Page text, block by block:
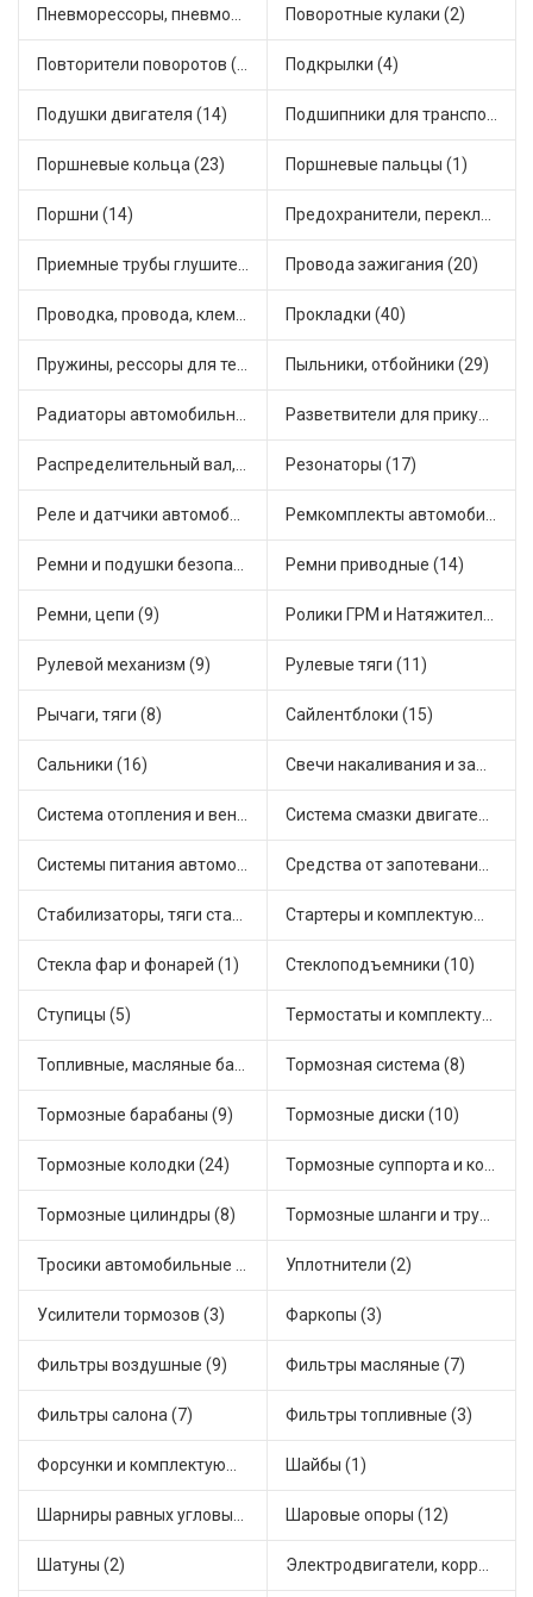
Пневморессоры, пневмоподушки (1) Поворотные кулаки (2)
Повторители поворотов (3) Подкрылки (4)
Подушки двигателя (14) Подшипники для транспорта (14)
Поршневые кольца (23) Поршневые пальцы (1)
Поршни (14) Предохранители, переключатели, кнопки автомобильные (16)
Приемные трубы глушителя (11) Провода зажигания (20)
Проводка, провода, клеммы и разъемы (18) Прокладки (40)
Пружины, рессоры для техники (18) Пыльники, отбойники (29)
Радиаторы автомобильные (13) Разветвители для прикуривателя (4)
Распределительный вал, шестерни распределительного (4) Резонаторы (17)
Реле и датчики автомобильные (88) Ремкомплекты автомобильные (15)
Ремни и подушки безопасности (1) Ремни приводные (14)
Ремни, цепи (9) Ролики ГРМ и Натяжители (14)
Рулевой механизм (9) Рулевые тяги (11)
Рычаги, тяги (8) Сайлентблоки (15)
Сальники (16) Свечи накаливания и зажигания (22)
Система отопления и вентиляции (18) Система смазки двигателя (2)
Системы питания автомобиля (6) Средства от запотевания и размораживатели стекла (1)
Стабилизаторы, тяги стабилизатора, стойки стабилиз (7) Стартеры и комплектующие (26)
Стекла фар и фонарей (1) Стеклоподъемники (10)
Ступицы (5) Термостаты и комплектующие системы охлаждения (37)
Топливные, масляные баки (1) Тормозная система (8)
Тормозные барабаны (9) Тормозные диски (10)
Тормозные колодки (24) Тормозные суппорта и комплектующие (8)
Тормозные цилиндры (8) Тормозные шланги и трубки (7)
Тросики автомобильные (19) Уплотнители (2)
Усилители тормозов (3) Фаркопы (3)
Фильтры воздушные (9) Фильтры масляные (7)
Фильтры салона (7) Фильтры топливные (3)
Форсунки и комплектующие (5) Шайбы (1)
Шарниры равных угловых скоростей, приводные валы (19) Шаровые опоры (12)
Шатуны (2) Электродвигатели, корректоры и приводы автомобильн (21)